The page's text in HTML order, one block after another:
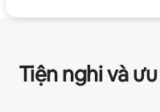
Tiện nghi và